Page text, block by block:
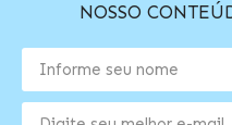
NOSSO